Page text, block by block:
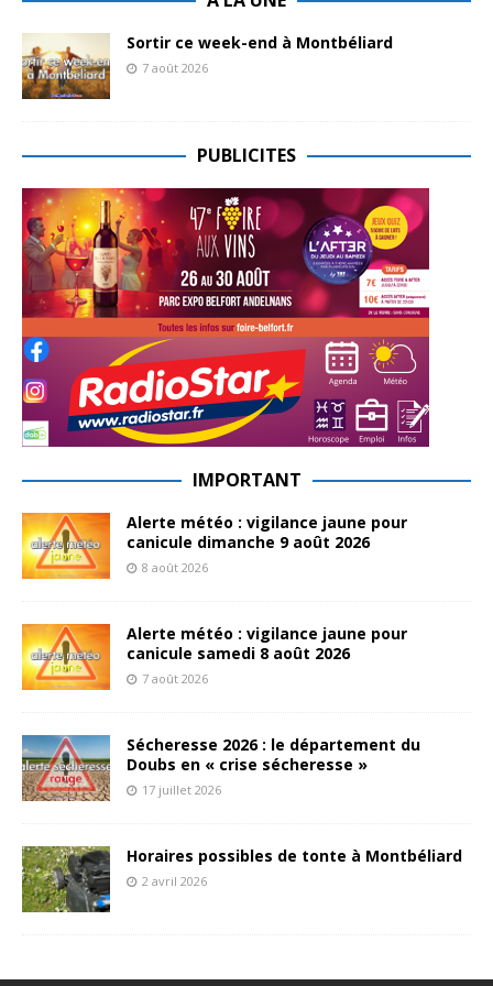
Sortir ce week-end à Montbéliard
7 août 2026
PUBLICITES
IMPORTANT
Alerte météo : vigilance jaune pour
canicule dimanche 9 août 2026
8 août 2026
Alerte météo : vigilance jaune pour
canicule samedi 8 août 2026
7 août 2026
Sécheresse 2026 : le département du
Doubs en « crise sécheresse »
17 juillet 2026
Horaires possibles de tonte à Montbéliard
2 avril 2026